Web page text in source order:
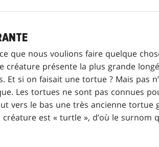
que nous voulions faire quelque
créature présente la plus grande
Et si on faisait une tortue ? Mais pas
Les tortues ne sont pas connues
vers le bas une très ancienne tortue
est « turtle », d’où le surnom